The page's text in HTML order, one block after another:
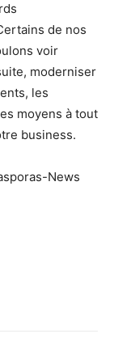
de nos
voir
moderniser
les
moyens à tout
business.
News